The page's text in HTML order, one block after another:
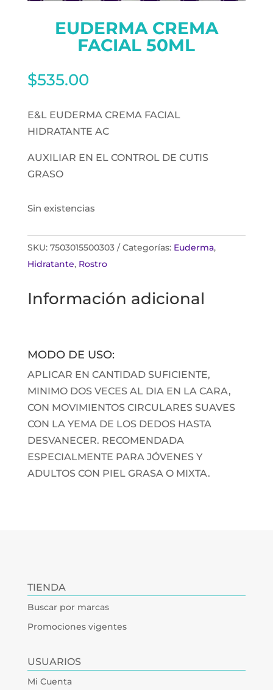
EUDERMA CREMA
FACIAL 50ML
$535.00
E&L EUDERMA CREMA FACIAL
HIDRATANTE AC
AUXILIAR EN EL CONTROL DE CUTIS
GRASO
Sin existencias
SKU: 7503015500303 Categorías: Euderma,
Hidratante, Rostro
Información adicional
MODO DE USO:
APLICAR EN CANTIDAD SUFICIENTE,
MINIMO DOS VECES AL DIA EN LA CARA,
CON MOVIMIENTOS CIRCULARES SUAVES
CON LA YEMA DE LOS DEDOS HASTA
DESVANECER. RECOMENDADA
ESPECIALMENTE PARA JÓVENES Y
ADULTOS CON PIEL GRASA O MIXTA.
TIENDA
Buscar por marcas
Promociones vigentes
USUARIOS
Mi Cuenta